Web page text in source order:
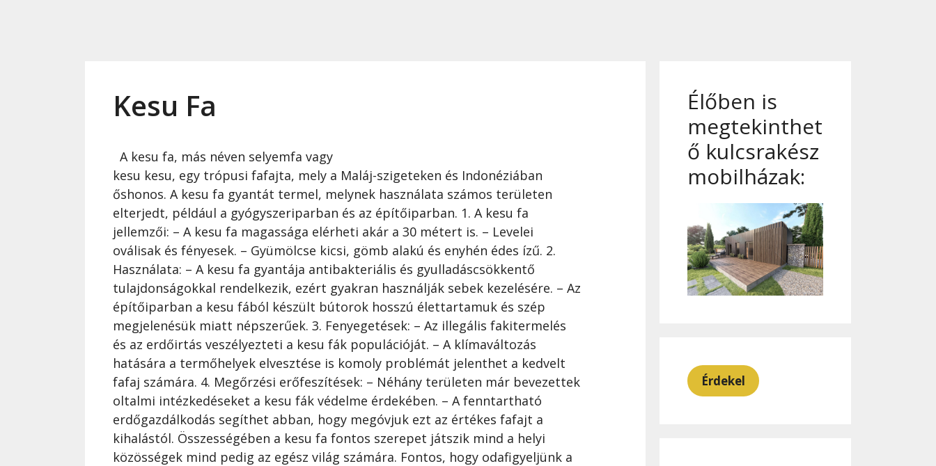
Kesu Fa
A kesu fa, más néven selyemfa vagy
kesu kesu, egy trópusi fafajta, mely a Maláj-szigeteken és Indonéziában
őshonos. A kesu fa gyantát termel, melynek használata számos területen
elterjedt, például a gyógyszeriparban és az építőiparban. 1. A kesu fa
jellemzői: – A kesu fa magassága elérheti akár a 30 métert is. – Levelei
oválisak és fényesek. – Gyümölcse kicsi, gömb alakú és enyhén édes ízű. 2.
Használata: – A kesu fa gyantája antibakteriális és gyulladáscsökkentő
tulajdonságokkal rendelkezik, ezért gyakran használják sebek kezelésére. – Az
építőiparban a kesu fából készült bútorok hosszú élettartamuk és szép
megjelenésük miatt népszerűek. 3. Fenyegetések: – Az illegális fakitermelés
és az erdőirtás veszélyezteti a kesu fák populációját. – A klímaváltozás
hatására a termőhelyek elvesztése is komoly problémát jelenthet a kedvelt
fafaj számára. 4. Megőrzési erőfeszítések: – Néhány területen már bevezettek
oltalmi intézkedéseket a kesu fák védelme érdekében. – A fenntartható
erdőgazdálkodás segíthet abban, hogy megóvjuk ezt az értékes fafajt a
kihalástól. Összességében a kesu fa fontos szerepet játszik mind a helyi
közösségek mind pedig az egész világ számára. Fontos, hogy odafigyeljünk a
Élőben is
megtekinthet
ő kulcsrakész
mobilházak:
Érdekel